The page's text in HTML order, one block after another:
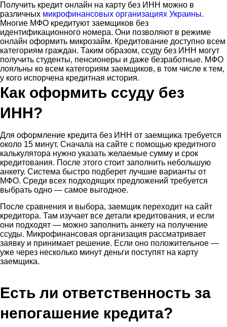
Получить кредит онлайн на карту без ИНН можно в
различных микрофинансовых организациях Украины.
Многие МФО кредитуют заемщиков без
идентификационного номера. Они позволяют в режиме
онлайн оформить микрозайм. Кредитование доступно всем
категориям граждан. Таким образом, ссуду без ИНН могут
получить студенты, пенсионеры и даже безработные. МФО
лояльны ко всем категориям заемщиков, в том числе к тем,
у кого испорчена кредитная история.
Как оформить ссуду без
ИНН?
Для оформление кредита без ИНН от заемщика требуется
около 15 минут. Сначала на сайте с помощью кредитного
калькулятора нужно указать желаемые сумму и срок
кредитования. После этого стоит заполнить небольшую
анкету. Система быстро подберет лучшие варианты от
МФО. Среди всех подходящих предложений требуется
выбрать одно — самое выгодное.
После сравнения и выбора, заемщик переходит на сайт
кредитора. Там изучает все детали кредитования, и если
они подходят — можно заполнить анкету на получение
ссуды. Микрофинансовая организация рассматривает
заявку и принимает решение. Если оно положительное —
уже через несколько минут деньги поступят на карту
заемщика.
Есть ли ответственность за
непогашение кредита?